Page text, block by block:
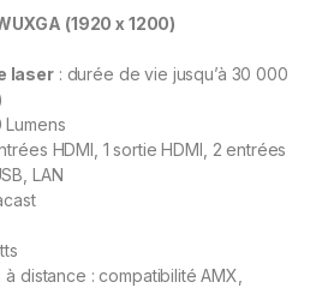
(1920 x 1200)
laser: durée de vie jusqu’à 30 000
Lumens
HDMI, 1 sortie HDMI, 2 entrées
LAN
distance : compatibilité AMX,